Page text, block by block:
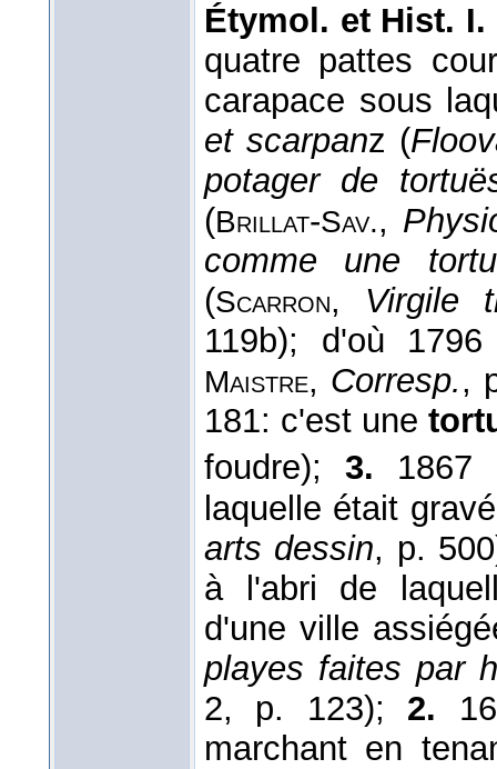
Étymol. et Hist.
quatre pattes
carapace sous
et scarpanz (
potager de
(Brillat-Sav.,
comme une
(Scarron, Virgile
119b); d'où
Maistre, Corresp.,
181: c'est une
foudre);3. 1867
laquelle était
arts dessin, p.
à l'abri de
d'une ville
playes faites par
2, p. 123); 2.
marchant en